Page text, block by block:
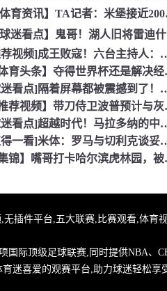
【体育
【球
[推荐视频]成王败寇！六台主
【体育头
[球迷看点]隔着屏幕都被震撼
【推荐视频
[球迷看点]超越时代！
[值得一看]米体：罗马与切利克
【集锦】
插件平台,五大联赛,比赛观看,体育
国际顶级足球联赛,同时提供NBA、
迷喜爱的观赛平台,助力球迷轻松享